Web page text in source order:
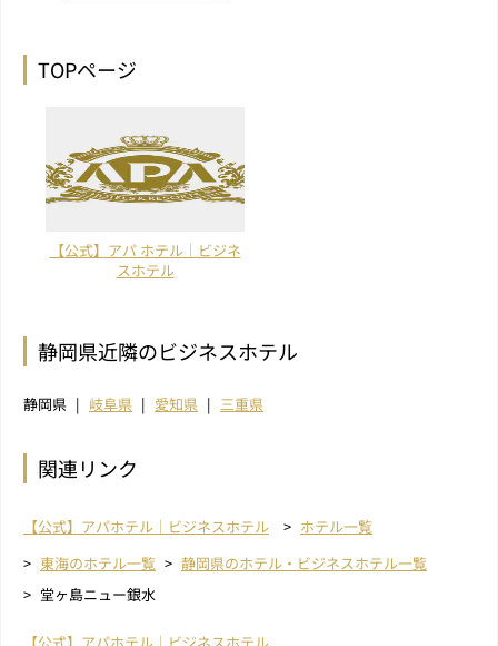
TOPページ
【公式】アパ ホテル｜ビジネ
スホテル
静岡県近隣のビジネスホテル
静岡県 岐阜県 愛知県 三重県
関連リンク
【公式】アパホテル｜ビジネスホテル
ホテル一覧
東海のホテル一覧
静岡県のホテル・ビジネスホテル一覧
堂ヶ島ニュー銀水
【公式】アパホテル｜ビジネスホテル